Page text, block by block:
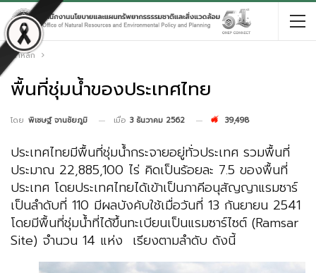
หน้าหลัก
พื้นที่ชุ่มน้ำของประเทศไทย
โดย พิเชษฐ์ จานชัยภูมิ เมื่อ 3 ธันวาคม 2562 39,498
ประเทศไทยมีพื้นที่ชุ่มน้ำกระจายอยู่ทั่วประเทศ รวมพื้นที่
ประมาณ 22,885,100 ไร่ คิดเป็นร้อยละ 7.5 ของพื้นที่
ประเทศ โดยประเทศไทยได้เข้าเป็นภาคีอนุสัญญาแรมซาร์
เป็นลำดับที่ 110 มีผลบังคับใช้เมื่อวันที่ 13 กันยายน 2541
โดยมีพื้นที่ชุ่มน้ำที่ได้ขึ้นทะเบียนเป็นแรมซาร์ไซต์ (Ramsar
Site) จำนวน 14 แห่ง เรียงตามลำดับ ดังนี้